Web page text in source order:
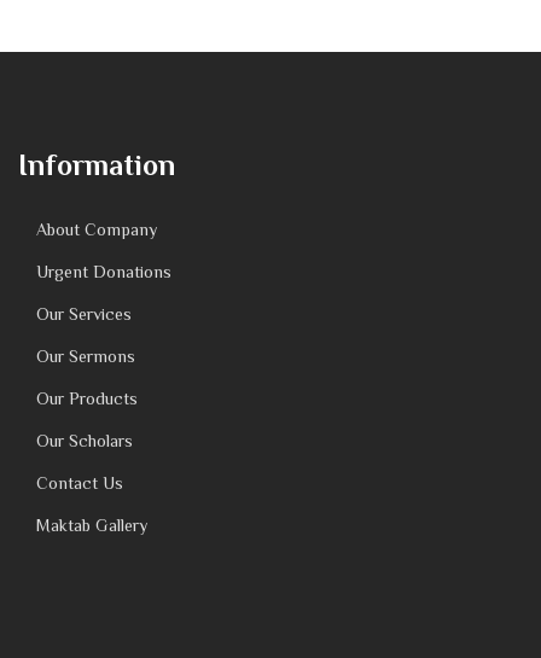
Information
About Company
Urgent Donations
Our Services
Our Sermons
Our Products
Our Scholars
Contact Us
Maktab Gallery